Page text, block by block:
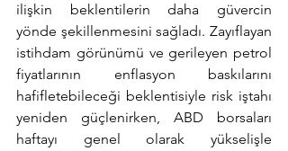
ilişkin beklentilerin daha güvercin
yönde şekillenmesini sağladı. Zayıflayan
istihdam görünümü ve gerileyen petrol
fiyatlarının enflasyon baskılarını
hafifletebileceği beklentisiyle risk iştahı
yeniden güçlenirken, ABD borsaları
haftayı genel olarak yükselişle